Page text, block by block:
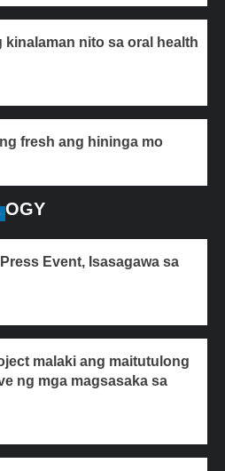
kinalaman nito sa oral health
fresh ang hininga mo
Event, Isasagawa sa
malaki ang maitutulong
ng mga magsasaka sa